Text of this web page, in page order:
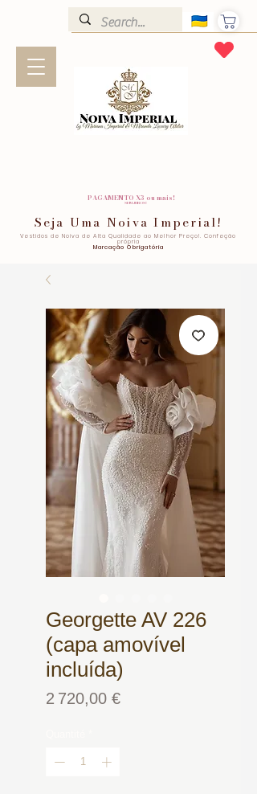
PAGAMENTO X3 ou mais!
SEM JUROS!
Seja Uma Noiva Imperial!
Vestidos de Noiva de Alta Qualidade ao Melhor Preço!. Confeção
própria
Marcação Obrigatória
Georgette AV 226
(capa amovível
incluída)
2 720,00 €Prix